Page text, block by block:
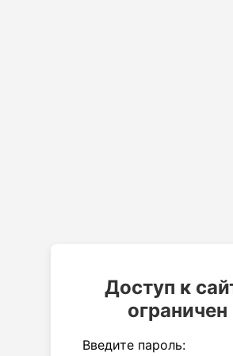
Доступ к
ограничен
Введите пароль: